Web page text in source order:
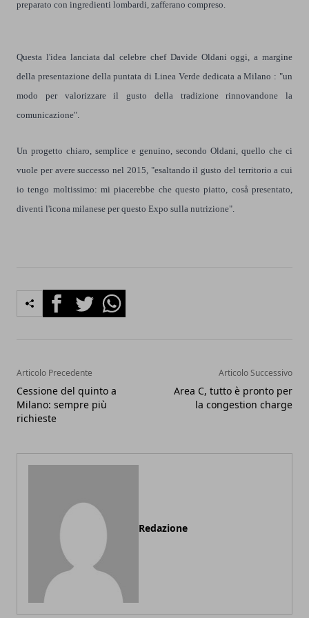
preparato con ingredienti lombardi, zafferano compreso.
Questa l'idea lanciata dal celebre chef Davide Oldani oggi, a margine
della presentazione della puntata di Linea Verde dedicata a Milano : "un
modo per valorizzare il gusto della tradizione rinnovandone la
comunicazione".
Un progetto chiaro, semplice e genuino, secondo Oldani, quello che ci
vuole per avere successo nel 2015, "esaltando il gusto del territorio a cui
io tengo moltissimo: mi piacerebbe che questo piatto, coså presentato,
diventi l'icona milanese per questo Expo sulla nutrizione".
FacebookTwitterWhatsapp
Articolo Precedente
Cessione del quinto a
Milano: sempre più
richieste
Articolo Successivo
Area C, tutto è pronto per
la congestion charge
Redazione